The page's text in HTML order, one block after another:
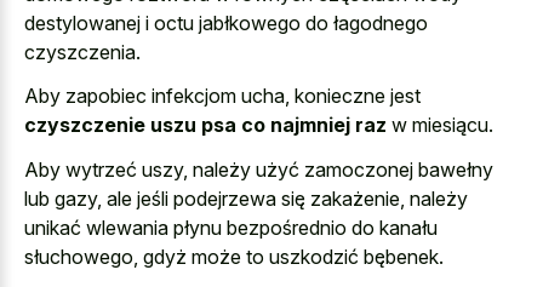
destylowanej i octu jabłkowego do łagodnego
czyszczenia.
Aby zapobiec infekcjom ucha, konieczne jest
czyszczenie uszu psa co najmniej raz w miesiącu.
Aby wytrzeć uszy, należy użyć zamoczonej bawełny
lub gazy, ale jeśli podejrzewa się zakażenie, należy
unikać wlewania płynu bezpośrednio do kanału
słuchowego, gdyż może to uszkodzić bębenek.